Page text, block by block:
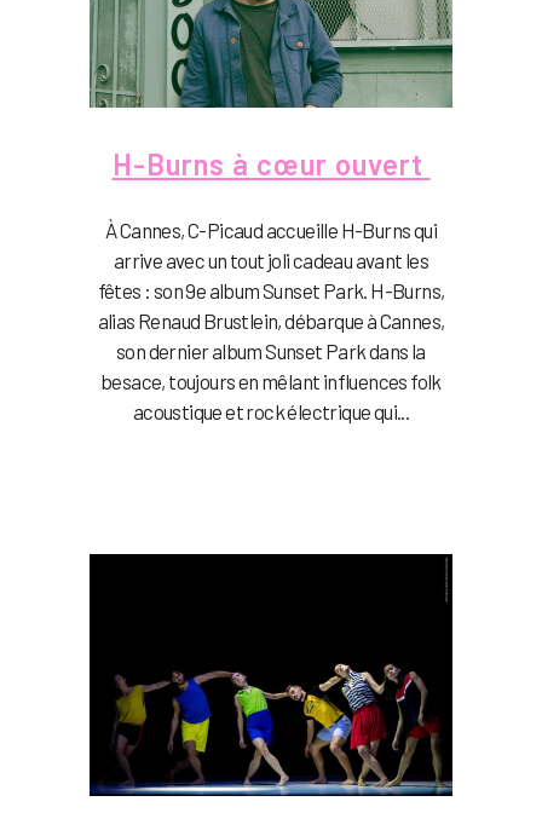
H-Burns à cœur ouvert
À Cannes, C-Picaud accueille H-Burns qui
arrive avec un tout joli cadeau avant les
fêtes : son 9e album Sunset Park. H-Burns,
alias Renaud Brustlein, débarque à Cannes,
son dernier album Sunset Park dans la
besace, toujours en mêlant influences folk
acoustique et rock électrique qui...